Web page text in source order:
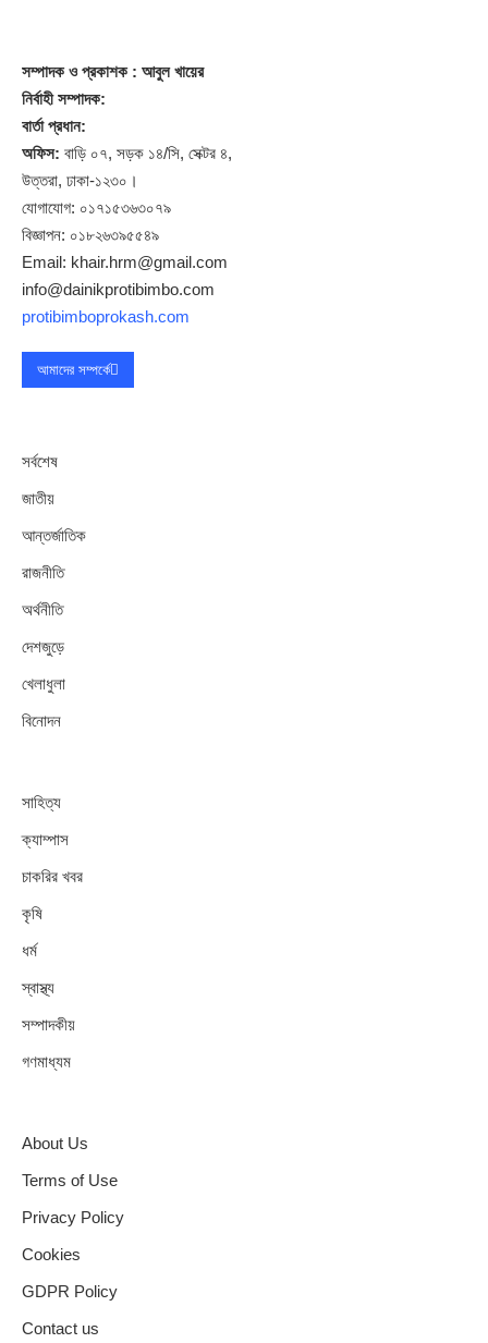
সম্পাদকও প্রকাশক : আবুল খায়ের
নির্বাহী সম্পাদক:
বার্তা প্রধান:
অফিস: বাড়ি ০৭, সড়ক ১৪/সি, সেক্টর ৪,
উত্তরা, ঢাকা-১২৩০।
যোগাযোগ: ০১৭১৫৩৬৩০৭৯
বিজ্ঞাপন: ০১৮২৬৩৯৫৫৪৯
Email: khair.hrm@gmail.com
info@dainikprotibimbo.com
protibimboprokash.com
আমাদের সম্পর্কে
সর্বশেষ
জাতীয়
আন্তর্জাতিক
রাজনীতি
অর্থনীতি
দেশজুড়ে
খেলাধুলা
বিনোদন
সাহিত্য
ক্যাম্পাস
চাকরির খবর
কৃষি
ধর্ম
স্বাস্থ্য
সম্পাদকীয়
গণমাধ্যম
About Us
Terms of Use
Privacy Policy
Cookies
GDPR Policy
Contact us